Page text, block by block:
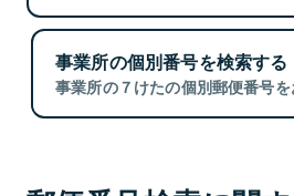
事業所の個別番号を検索する
事業所の７けたの個別郵便番号を